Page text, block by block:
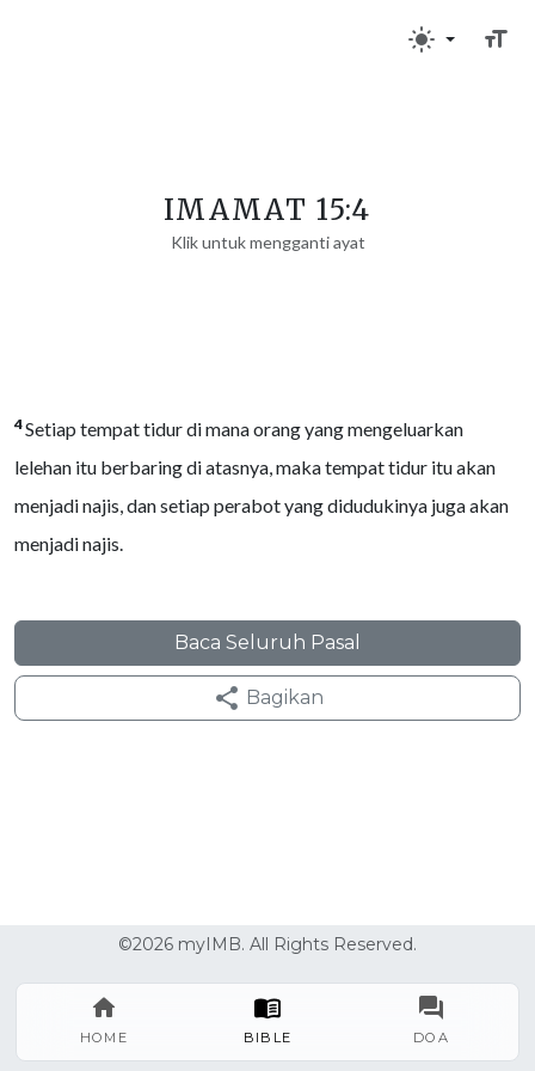
HOME BIBLE DOA
IMAMAT 15:4
Klik untuk mengganti ayat
4Setiap tempat tidur di mana orang yang mengeluarkan
lelehan itu berbaring di atasnya, maka tempat tidur itu akan
menjadi najis, dan setiap perabot yang didudukinya juga akan
menjadi najis.
Baca Seluruh Pasal
Bagikan
©2026 myIMB. All Rights Reserved.